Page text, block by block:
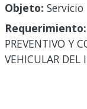
Objeto: Servicio
Requerimiento:
PREVENTIVO Y
VEHICULAR DEL